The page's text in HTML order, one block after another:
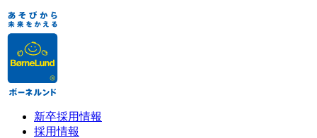
新卒採用情報
採用情報